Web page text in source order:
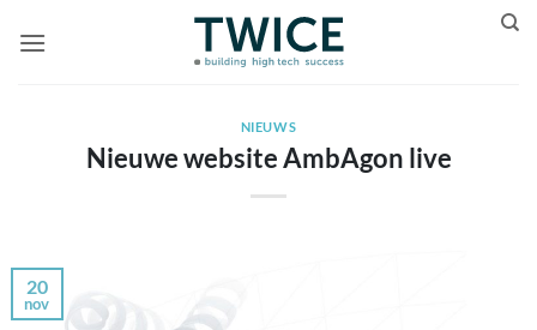
naar
NIEUWS
Nieuwe website AmbAgon live
20
nov